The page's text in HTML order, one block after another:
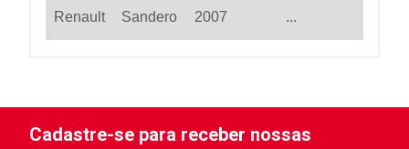
Renault Sandero 2007 ...
Cadastre-se para receber nossas